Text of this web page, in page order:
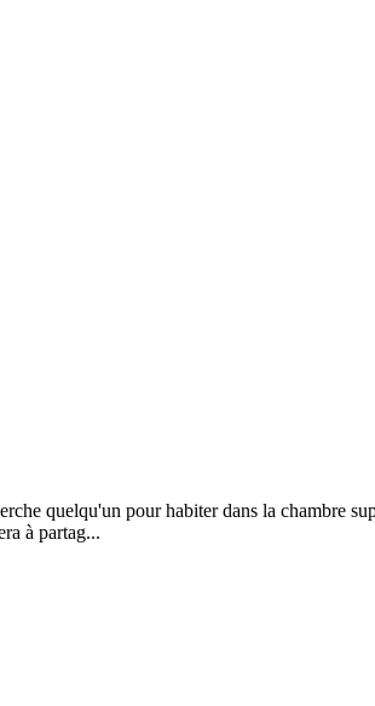
quelqu'un pour habiter dans la chambre
à partag...